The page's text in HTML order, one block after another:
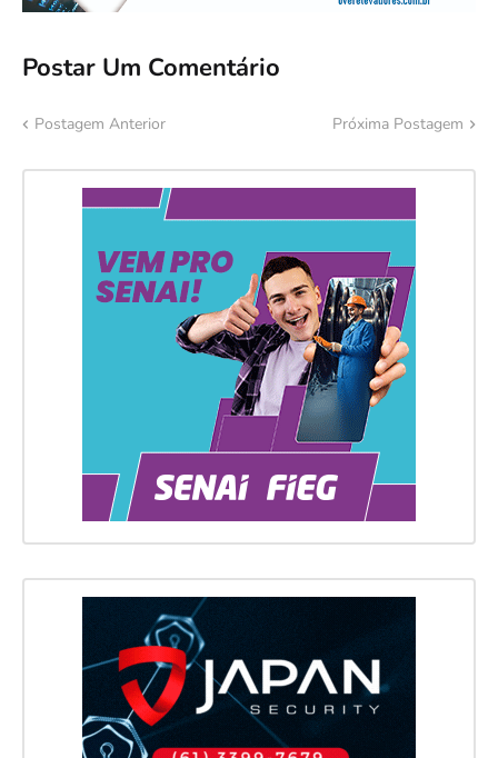
Postar Um Comentário
Postagem Anterior Próxima Postagem